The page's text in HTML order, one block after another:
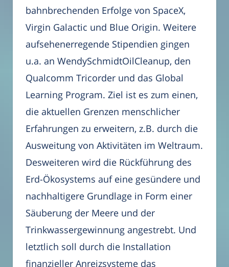
bahnbrechenden Erfolge von SpaceX,
Virgin Galactic und Blue Origin. Weitere
aufsehenerregende Stipendien gingen
u.a. an WendySchmidtOilCleanup, den
Qualcomm Tricorder und das Global
Learning Program. Ziel ist es zum einen,
die aktuellen Grenzen menschlicher
Erfahrungen zu erweitern, z.B. durch die
Ausweitung von Aktivitäten im Weltraum.
Desweiteren wird die Rückführung des
Erd-Ökosystems auf eine gesündere und
nachhaltigere Grundlage in Form einer
Säuberung der Meere und der
Trinkwassergewinnung angestrebt. Und
letztlich soll durch die Installation
finanzieller Anreizsysteme das